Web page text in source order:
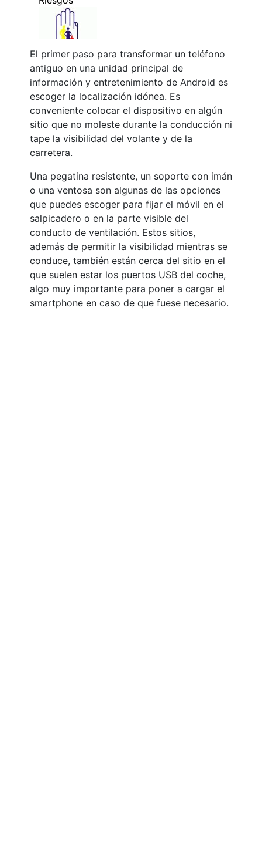
El primer paso para transformar un teléfono
antiguo en una unidad principal de
información y entretenimiento de Android es
escoger la localización idónea. Es
conveniente colocar el dispositivo en algún
sitio que no moleste durante la conducción ni
tape la visibilidad del volante y de la
carretera.
Una pegatina resistente, un soporte con imán
o una ventosa son algunas de las opciones
que puedes escoger para fijar el móvil en el
salpicadero o en la parte visible del
conducto de ventilación. Estos sitios,
además de permitir la visibilidad mientras se
conduce, también están cerca del sitio en el
que suelen estar los puertos USB del coche,
algo muy importante para poner a cargar el
smartphone en caso de que fuese necesario.